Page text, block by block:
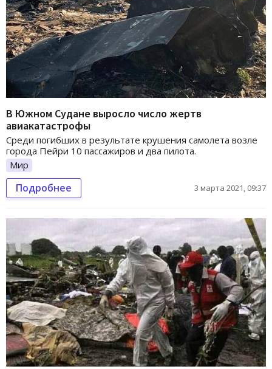
В Южном Судане выросло число жертв
авиакатастрофы
Среди погибших в результате крушения самолета возле
города Пейри 10 пассажиров и два пилота.
Мир
Подробнее 3 марта 2021, 09:37